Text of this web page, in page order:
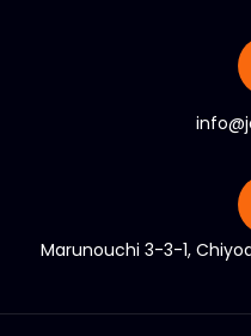
Marunouchi 3-3-1,